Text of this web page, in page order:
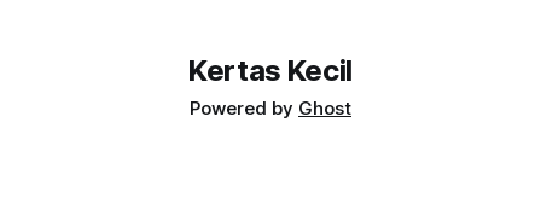
Kertas Kecil
Powered by Ghost